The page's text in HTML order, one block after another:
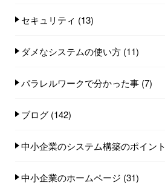
セキュリティ (13)
ダメなシステムの使い方 (11)
パラレルワークで分かった事 (7)
ブログ (142)
中小企業のシステム構築のポイント
中小企業のホームページ (31)